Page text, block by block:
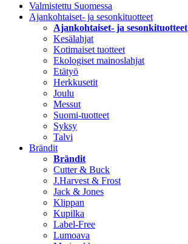
Valmistettu Suomessa
Ajankohtaiset- ja sesonkituotteet
Ajankohtaiset- ja sesonkituotteet
Kesälahjat
Kotimaiset tuotteet
Ekologiset mainoslahjat
Etätyö
Herkkusetit
Joulu
Messut
Suomi-tuotteet
Syksy
Talvi
Brändit
Brändit
Cutter & Buck
J.Harvest & Frost
Jack & Jones
Klippan
Kupilka
Label-Free
Lumoava